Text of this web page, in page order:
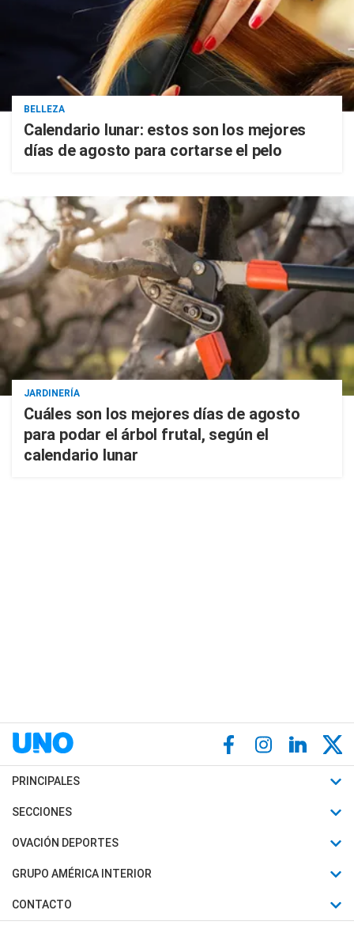
BELLEZA
Calendario lunar: estos son los mejores
días de agosto para cortarse el pelo
JARDINERÍA
Cuáles son los mejores días de agosto
para podar el árbol frutal, según el
calendario lunar
PRINCIPALES
Últimas Noticias
Política
Judiciales
SECCIONES
Horóscopo
Motores
Trucos caseros
OVACIÓN DEPORTES
Fútbol
Mundial
Automovilismo
GRUPO AMÉRICA INTERIOR
Canal 7 en Vivo
CONTACTO